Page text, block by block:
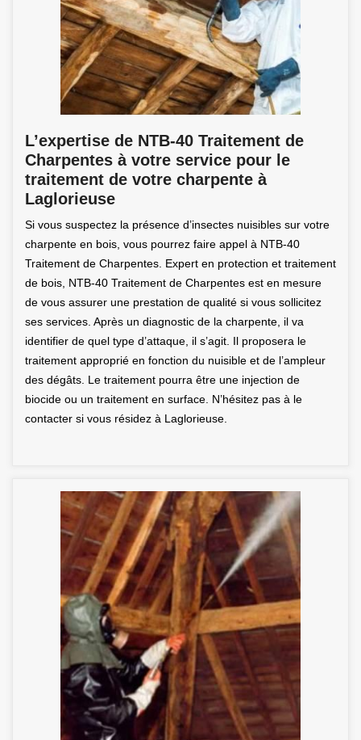
L’expertise de NTB-40 Traitement de
Charpentes à votre service pour le
traitement de votre charpente à
Laglorieuse
Si vous suspectez la présence d’insectes nuisibles sur votre
charpente en bois, vous pourrez faire appel à NTB-40
Traitement de Charpentes. Expert en protection et traitement
de bois, NTB-40 Traitement de Charpentes est en mesure
de vous assurer une prestation de qualité si vous sollicitez
ses services. Après un diagnostic de la charpente, il va
identifier de quel type d’attaque, il s’agit. Il proposera le
traitement approprié en fonction du nuisible et de l’ampleur
des dégâts. Le traitement pourra être une injection de
biocide ou un traitement en surface. N’hésitez pas à le
contacter si vous résidez à Laglorieuse.